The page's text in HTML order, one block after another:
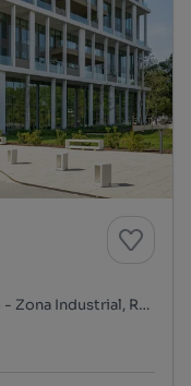
Rua do Engenheiro Ferreira Dias, Viso - Zona Industrial, Ramalde, Porto, Porto